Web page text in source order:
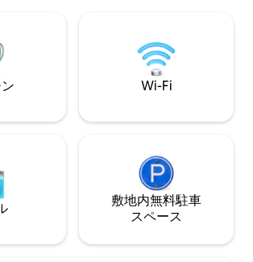
たり、お好みの音楽チ
めに、LEDテレビの前
ます。あなたは、あな
読んで楽しんで、お友
ップを持つことがで
レストランやビーチか
す。車を借りることを
タリア料理と地
Racquet Clubの
ピックルボール施
金）
Wi-Fi
敷地内無料駐⁠車
ス⁠ペ⁠ー⁠ス